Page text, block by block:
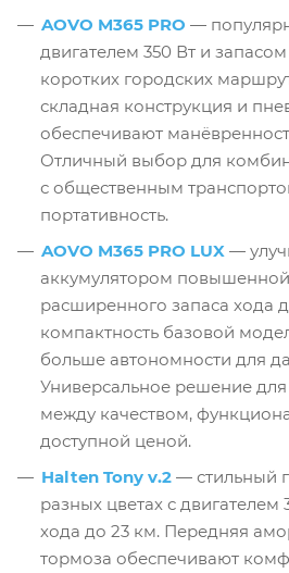
AOVO M365 PRO —
двигателем 350 Вт и
коротких городских
складная конструкция и
обеспечивают
Отличный выбор для
с общественным
портативность.
AOVO M365 PRO LUX —
аккумулятором
расширенного запаса хода
компактность базовой
больше автономности для
Универсальное решение для
между качеством,
доступной ценой.
Halten Tony v.2 — стильный
разных цветах с двигателем
хода до 23 км. Передняя
тормоза обеспечивают